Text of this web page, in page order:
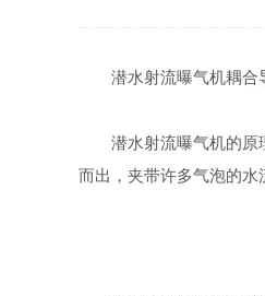
潜水射流曝气机耦合
潜水射流曝气机的原
而出，夹带许多气泡的水